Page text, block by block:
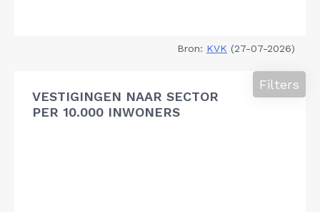
Bron: KVK (27-07-2026)
VESTIGINGEN NAAR SECTOR
PER 10.000 INWONERS
Filters